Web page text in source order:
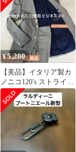
¥5,200
【美品】イタリア製カ
ノニコ120's ストライプ
スーツ グレー M〜L